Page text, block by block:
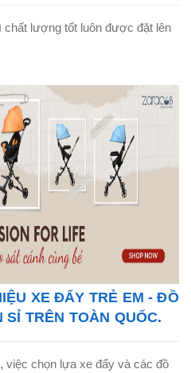
lượng tốt luôn được đặt lên
XE ĐẨY TRẺ EM - ĐỒ
SỈ TRÊN TOÀN QUỐC.
việc chọn lựa xe đẩy và các đồ